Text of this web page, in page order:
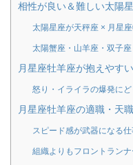
相性が良い＆難しい太陽
太陽星座が天秤座 × 月星
太陽蟹座・山羊座・双子
月星座牡羊座が抱えやす
怒り・イライラの爆発に
月星座牡羊座の適職・天職
スピード感が武器になる仕
組織よりもフロントラン